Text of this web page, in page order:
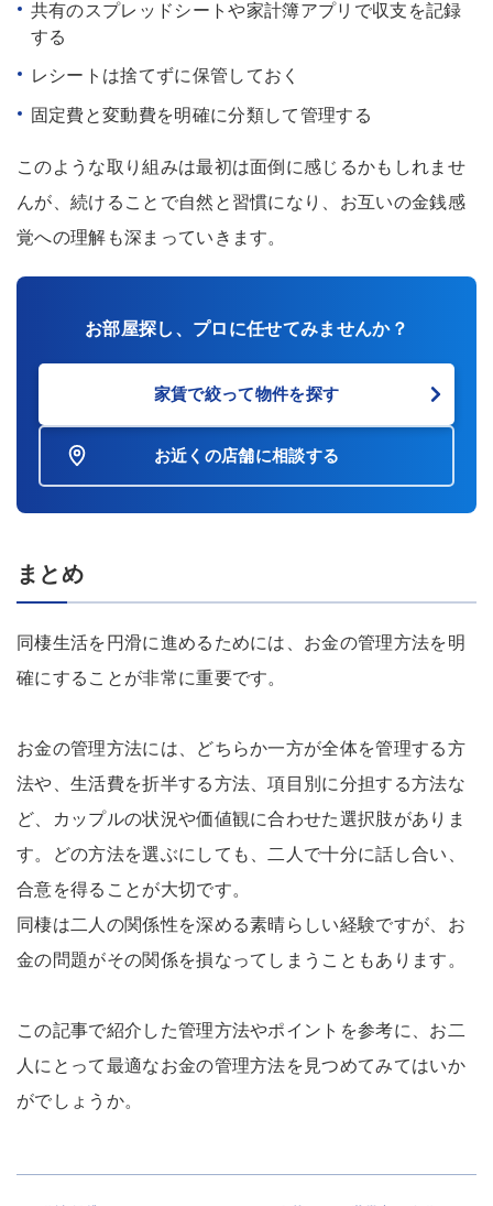
共有のスプレッドシートや家計簿アプリで収支を記録
する
レシートは捨てずに保管しておく
固定費と変動費を明確に分類して管理する
このような取り組みは最初は面倒に感じるかもしれませ
んが、続けることで自然と習慣になり、お互いの金銭感
覚への理解も深まっていきます。
お部屋探し、プロに任せてみませんか？
家賃で絞って物件を探す
お近くの店舗に相談する
まとめ
同棲生活を円滑に進めるためには、お金の管理方法を明
確にすることが非常に重要です。
お金の管理方法には、どちらか一方が全体を管理する方
法や、生活費を折半する方法、項目別に分担する方法な
ど、カップルの状況や価値観に合わせた選択肢がありま
す。どの方法を選ぶにしても、二人で十分に話し合い、
合意を得ることが大切です。
同棲は二人の関係性を深める素晴らしい経験ですが、お
金の問題がその関係を損なってしまうこともあります。
この記事で紹介した管理方法やポイントを参考に、お二
人にとって最適なお金の管理方法を見つめてみてはいか
がでしょうか。